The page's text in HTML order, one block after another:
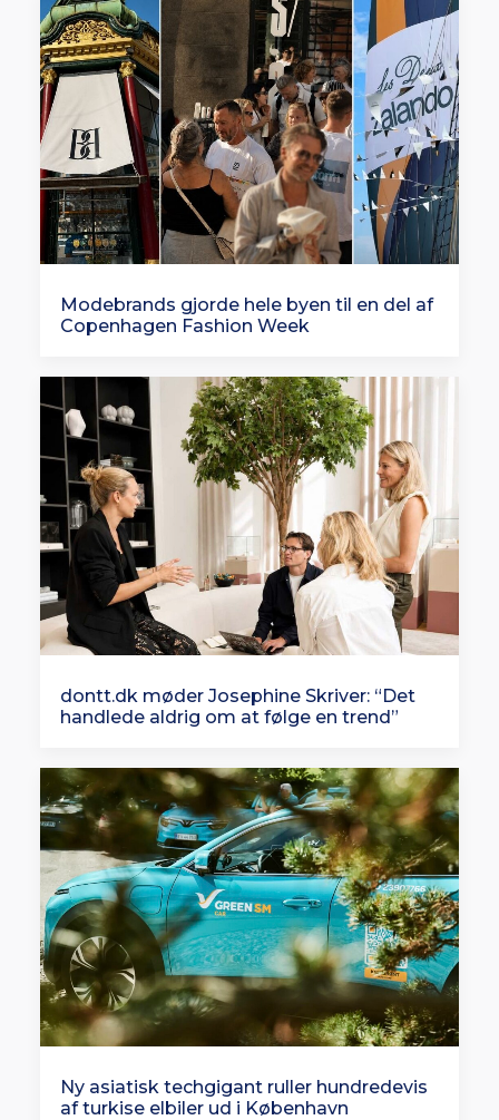
Modebrands gjorde hele byen til en del af
Copenhagen Fashion Week
dontt.dk møder Josephine Skriver: “Det
handlede aldrig om at følge en trend”
Ny asiatisk techgigant ruller hundredevis
af turkise elbiler ud i København